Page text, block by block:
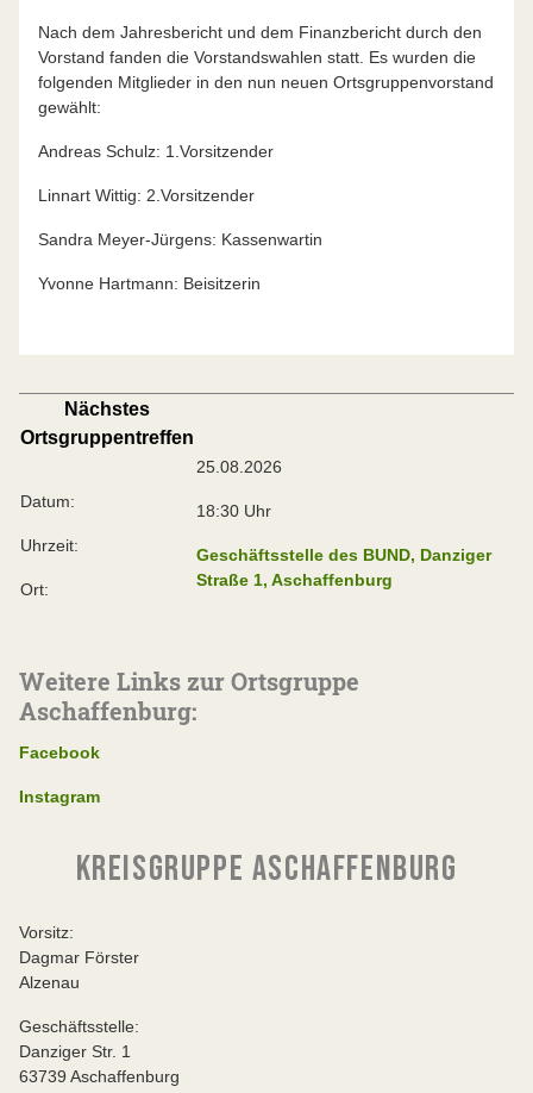
Nach dem Jahresbericht und dem Finanzbericht durch den
Vorstand fanden die Vorstandswahlen statt. Es wurden die
folgenden Mitglieder in den nun neuen Ortsgruppenvorstand
gewählt:
Andreas Schulz: 1.Vorsitzender
Linnart Wittig: 2.Vorsitzender
Sandra Meyer-Jürgens: Kassenwartin
Yvonne Hartmann: Beisitzerin
Nächstes
Ortsgruppentreffen
Datum:
Uhrzeit:
Ort:
25.08.2026
18:30 Uhr
Geschäftsstelle des BUND, Danziger
Straße 1, Aschaffenburg
Weitere Links zur Ortsgruppe
Aschaffenburg:
Facebook
Instagram
KREISGRUPPE ASCHAFFENBURG
Vorsitz:
Dagmar Förster
Alzenau
Geschäftsstelle:
Danziger Str. 1
63739 Aschaffenburg